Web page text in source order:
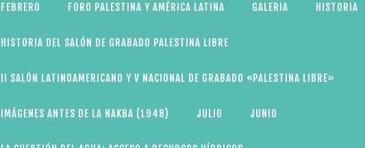
FEBRERO FORO PALESTINA Y AMÉRICA LATINA GALERIA HISTORIA
HISTORIA DEL SALÓN DE GRABADO PALESTINA LIBRE
II SALÓN LATINOAMERICANO Y V NACIONAL DE GRABADO «PALESTINA LIBRE»
IMÁGENES ANTES DE LA NAKBA (1948) JULIO JUNIO